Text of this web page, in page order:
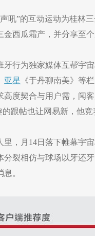
”的互动运动为桂林三
西瓜霜产，并分享至
行为独家媒体互帮宇宙
亚星
《于丹聊南美》等
高度契合与用户需，闻
跟帖也让网易新，他
，月14日落下帷幕宇宙
裂相仿与球场以牙还
。